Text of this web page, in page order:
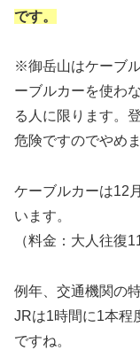
です。
※御岳山はケーブ
ーブルカーを使わ
る人に限ります。
危険ですのでやめ
ケーブルカーは12
います。
（料金：大人往復
例年、交通機関の
JRは1時間に1本程
ですね。